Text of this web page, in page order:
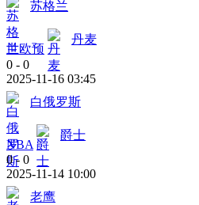
苏格兰
世欧预
丹麦
0 - 0
2025-11-16 03:45
白俄罗斯
NBA
爵士
0 - 0
2025-11-14 10:00
老鹰